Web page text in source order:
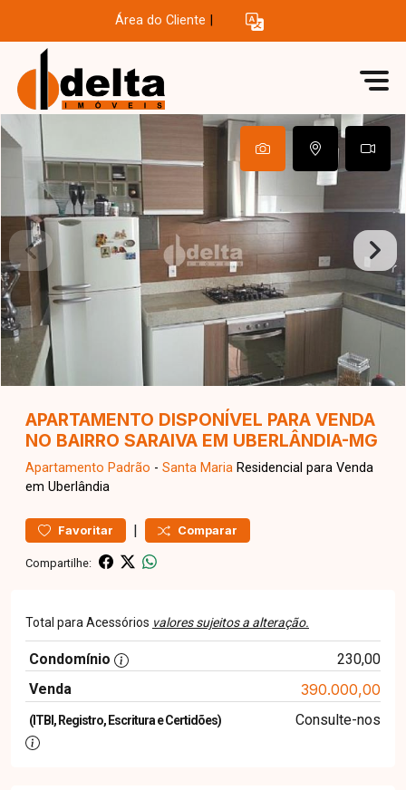
Área do Cliente
APARTAMENTO DISPONÍVEL PARA VENDA
NO BAIRRO SARAIVA EM UBERLÂNDIA-MG
Apartamento Padrão - Santa Maria Residencial para Venda
em Uberlândia
Favoritar | Comparar
Compartilhe:
Total para Acessórios valores sujeitos a alteração.
Condomínio
230,00
Venda
390.000,00
(ITBI, Registro, Escritura e Certidões) Consulte-nos